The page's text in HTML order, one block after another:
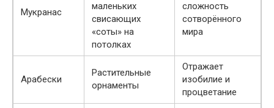
Мукранас
маленьких
свисающих
«соты» на
потолках
сложность
сотворённого
мира
Арабески
Растительные
орнаменты
Отражает
изобилие и
процветание